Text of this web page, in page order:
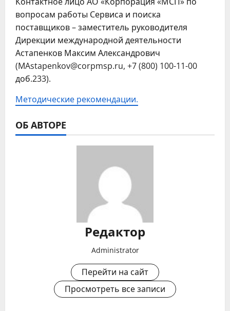
вопросам работы Сервиса и поиска
поставщиков – заместитель руководителя
Дирекции международной деятельности
Астапенков Максим Александрович
(MAstapenkov@corpmsp.ru, +7 (800) 100-11-00
доб.233).
Методические рекомендации.
ОБ АВТОРЕ
Редактор
Administrator
Перейти на сайт
Просмотреть все записи